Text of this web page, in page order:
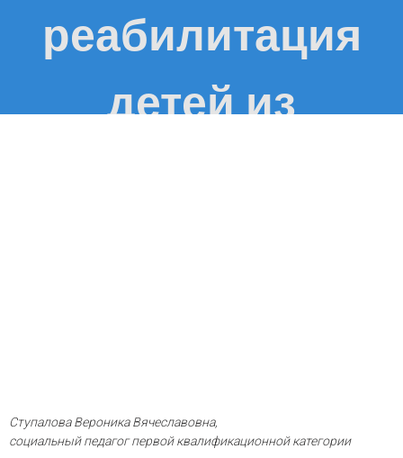
реабилитация
детей из
Ступалова Вероника Вячеславовна,
социальный педагог первой квалификационной категории